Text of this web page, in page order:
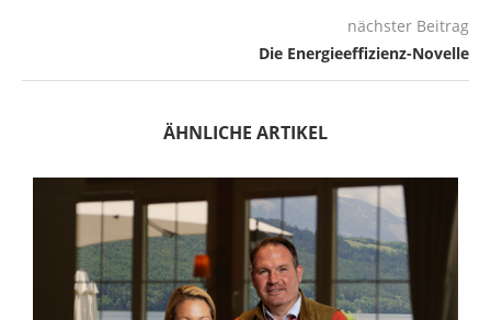
nächster Beitrag
Die Energieeffizienz-Novelle
ÄHNLICHE ARTIKEL